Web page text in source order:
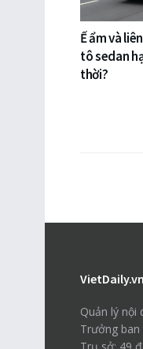
Ế ẩm và
tô sedan
thời?
VietDaily.vn
Quản lý nội
Trưởng ban